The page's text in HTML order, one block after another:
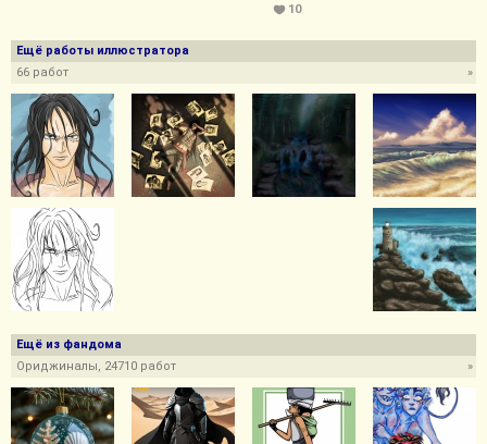
10
Ещё работы иллюстратора
»
66 работ
Ещё из фандома
»
Ориджиналы, 24710 работ